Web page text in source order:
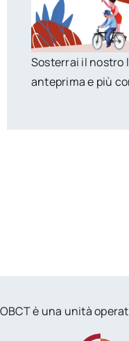
Sosterrai il nostro
anteprima e più
OBCT è una unità